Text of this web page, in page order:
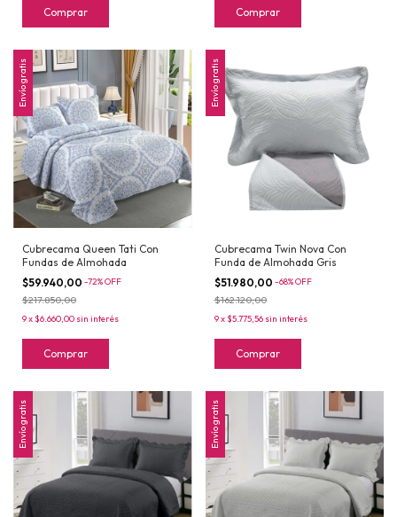
Comprar Comprar
Envío gratis
Cubrecama Queen Tati Con
Fundas de Almohada
$59.940,00 -72%OFF
$217.850,00
9x$6.660,00 sin interés
Comprar
Envío gratis
Cubrecama Twin Nova Con
Funda de Almohada Gris
$51.980,00 -68%OFF
$162.120,00
9x$5.775,56 sin interés
Comprar
Envío gratis Envío gratis